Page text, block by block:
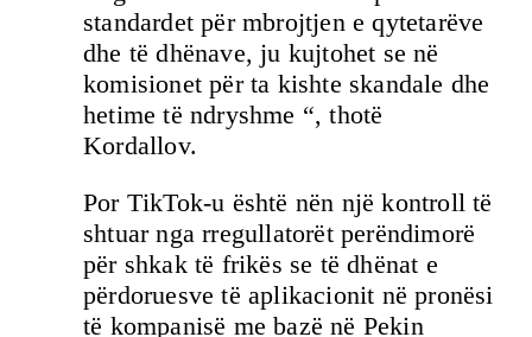
standardet për mbrojtjen e qytetarëve
dhe të dhënave, ju kujtohet se në
komisionet për ta kishte skandale dhe
hetime të ndryshme “, thotë
Kordallov.
Por ТikТоk-u është nën një kontroll të
shtuar nga rregullatorët perëndimorë
për shkak të frikës se të dhënat e
përdoruesve të aplikacionit në pronësi
të kompanisë me bazë në Pekin